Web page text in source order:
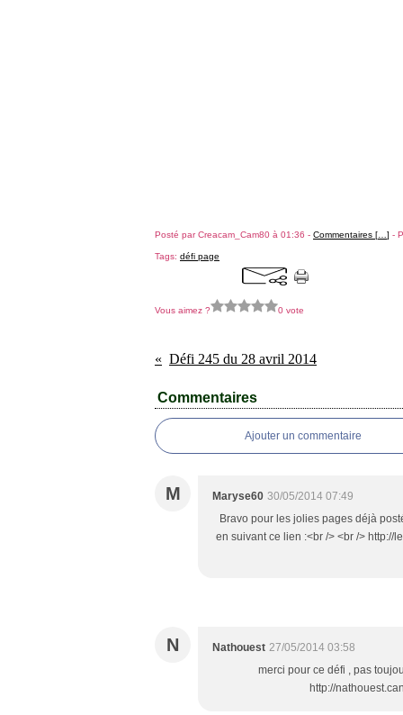
Posté par Creacam_Cam80 à 01:36 - Commentaires [ ] -
Tags: défi page
Vous aimez ? 0 vote
Défi 245 du 28 avril 2014
Commentaires
Ajouter un commentaire
M Maryse60 30/05/2014 07:49
Bravo pour les jolies pages déjà
en suivant ce lien :<br /> <br /> http://
N Nathouest 27/05/2014 03:58
merci pour ce défi , pas
http://